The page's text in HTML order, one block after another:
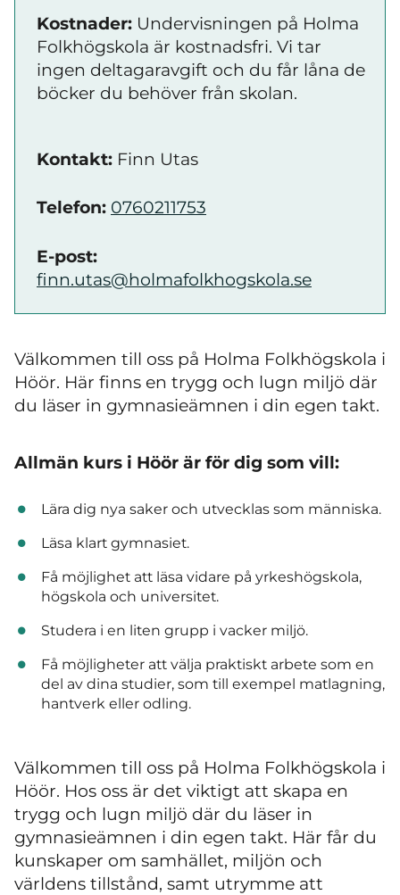
Kostnader: Undervisningen på Holma
Folkhögskola är kostnadsfri. Vi tar
ingen deltagaravgift och du får låna de
böcker du behöver från skolan.
Kontakt: Finn Utas
Telefon: 0760211753
E-post:
finn.utas@holmafolkhogskola.se
Välkommen till oss på Holma Folkhögskola i
Höör. Här finns en trygg och lugn miljö där
du läser in gymnasieämnen i din egen takt.
Allmän kurs i Höör är för dig som vill:
Lära dig nya saker och utvecklas som människa.
Läsa klart gymnasiet.
Få möjlighet att läsa vidare på yrkeshögskola,
högskola och universitet.
Studera i en liten grupp i vacker miljö.
Få möjligheter att välja praktiskt arbete som en
del av dina studier, som till exempel matlagning,
hantverk eller odling.
Välkommen till oss på Holma Folkhögskola i
Höör. Hos oss är det viktigt att skapa en
trygg och lugn miljö där du läser in
gymnasieämnen i din egen takt. Här får du
kunskaper om samhället, miljön och
världens tillstånd, samt utrymme att